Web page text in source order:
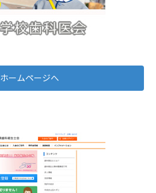
ホームページへ